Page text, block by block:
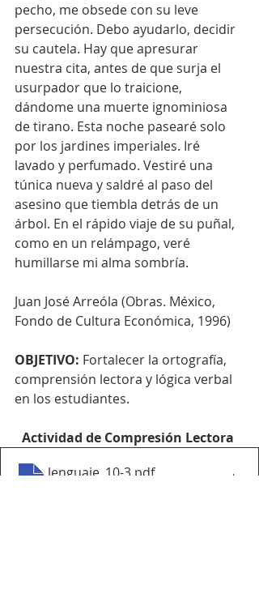
pecho, me obsede con su leve
persecución. Debo ayudarlo, decidir
su cautela. Hay que apresurar
nuestra cita, antes de que surja el
usurpador que lo traicione,
dándome una muerte ignominiosa
de tirano. Esta noche pasearé solo
por los jardines imperiales. Iré
lavado y perfumado. Vestiré una
túnica nueva y saldré al paso del
asesino que tiembla detrás de un
árbol. En el rápido viaje de su puñal,
como en un relámpago, veré
humillarse mi alma sombría.
Juan José Arreóla (Obras. México,
Fondo de Cultura Económica, 1996)
OBJETIVO: Fortalecer la ortografía,
comprensión lectora y lógica verbal
en los estudiantes.
Actividad de Compresión Lectora
lenguaje_10-3 .pdf